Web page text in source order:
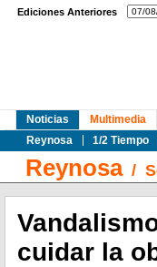
Ediciones Anteriores
Noticias
Reynosa
1/2 Tiempo
Multimedia
Reynosa/
cuidar la